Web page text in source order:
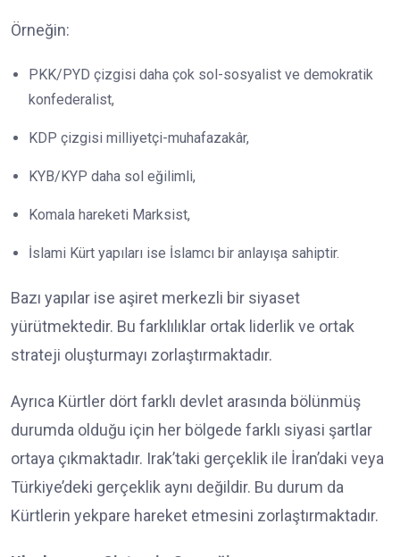
Örneğin:
PKK/PYD çizgisi daha çok sol-sosyalist ve demokratik
konfederalist,
KDP çizgisi milliyetçi-muhafazakâr,
KYB/KYP daha sol eğilimli,
Komala hareketi Marksist,
İslami Kürt yapıları ise İslamcı bir anlayışa sahiptir.
Bazı yapılar ise aşiret merkezli bir siyaset
yürütmektedir. Bu farklılıklar ortak liderlik ve ortak
strateji oluşturmayı zorlaştırmaktadır.
Ayrıca Kürtler dört farklı devlet arasında bölünmüş
durumda olduğu için her bölgede farklı siyasi şartlar
ortaya çıkmaktadır. Irak’taki gerçeklik ile İran’daki veya
Türkiye’deki gerçeklik aynı değildir. Bu durum da
Kürtlerin yekpare hareket etmesini zorlaştırmaktadır.